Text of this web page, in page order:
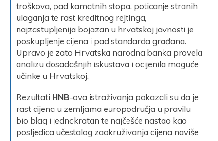
troškova, pad kamatnih stopa, poticanje stranih
ulaganja te rast kreditnog rejtinga,
najzastupljenija bojazan u hrvatskoj javnosti je
poskupljenje cijena i pad standarda građana.
Upravo je zato Hrvatska narodna banka provela
analizu dosadašnjih iskustava i ocijenila moguće
učinke u Hrvatskoj.
Rezultati HNB-ova istraživanja pokazali su da je
rast cijena u zemljama europodručja u pravilu
bio blag i jednokratan te najčešće nastao kao
posljedica učestalog zaokruživanja cijena naviše